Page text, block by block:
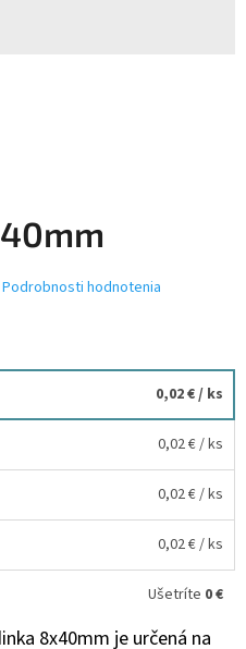
Podrobnosti hodnotenia
0,02 €/ ks
0,02 €/ ks
0,02 €/ ks
0,02 €/ ks
Ušetríte 0 €
8x40mm je určená na